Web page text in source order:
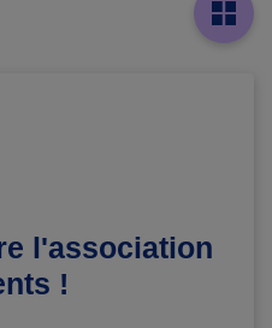
l'association
!